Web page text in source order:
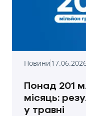
Новини
Понад 201
місяць:
у травні